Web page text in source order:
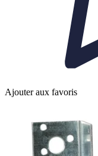
Ajouter aux favoris